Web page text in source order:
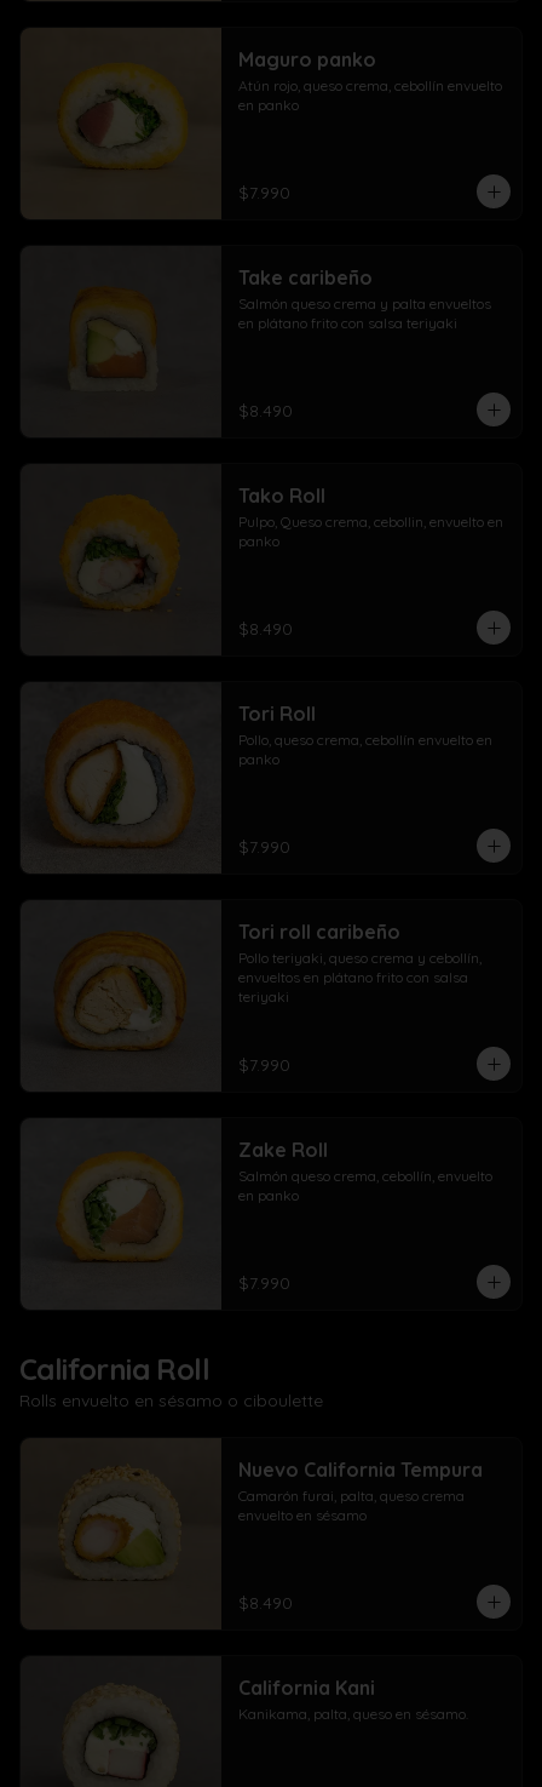
Maguro panko
Atún rojo, queso crema, cebollín envuelto
en panko
$7.990
Take caribeño
Salmón queso crema y palta envueltos
en plátano frito con salsa teriyaki
$8.490
Tako Roll
Pulpo, Queso crema, cebollin, envuelto en
panko
$8.490
Tori Roll
Pollo, queso crema, cebollín envuelto en
panko
$7.990
Tori roll caribeño
Pollo teriyaki, queso crema y cebollín,
envueltos en plátano frito con salsa
teriyaki
$7.990
Zake Roll
Salmón queso crema, cebollín, envuelto
en panko
$7.990
California Roll
Rolls envuelto en sésamo o ciboulette
Nuevo California Tempura
Camarón furai, palta, queso crema
envuelto en sésamo
$8.490
California Kani
Kanikama, palta, queso en sésamo.